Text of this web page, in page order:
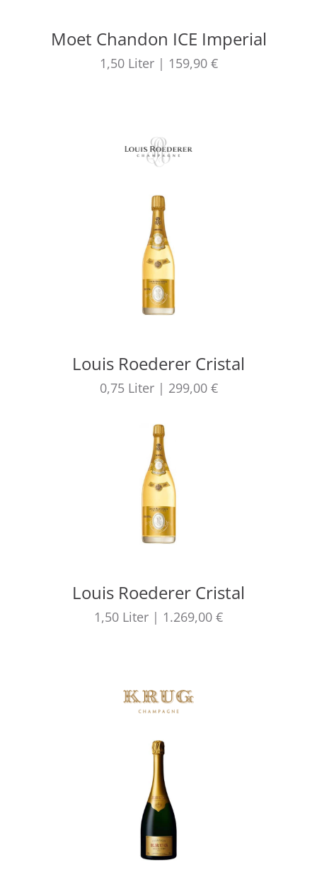
Moet Chandon ICE Imperial
1,50 Liter | 159,90 €
Louis Roederer Cristal
0,75 Liter | 299,00 €
Louis Roederer Cristal
1,50 Liter | 1.269,00 €